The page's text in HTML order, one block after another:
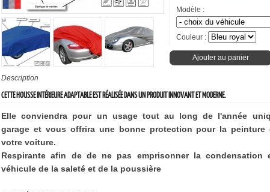
Modèle :
Couleur :
Ajouter au panier
Description
CETTE HOUSSE INTÉRIEURE ADAPTABLE EST RÉALISÉE DANS UN PRODUIT INNOVANT ET MODERNE.
Elle conviendra pour un usage tout au long de l'année
garage et vous offrira une bonne protection pour la peinture
votre voiture.
Respirante afin de de ne pas emprisonner la condensation
véhicule de la saleté et de la poussière